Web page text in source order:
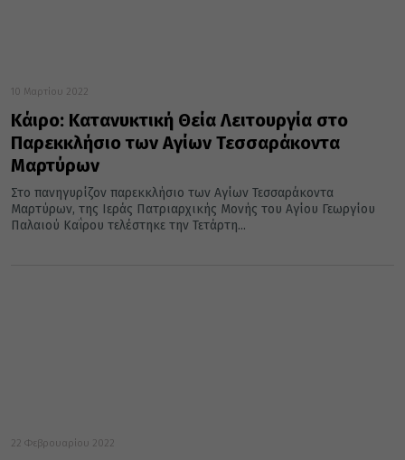
10 Μαρτίου 2022
Κάιρο: Κατανυκτική Θεία Λειτουργία στο
Παρεκκλήσιο των Αγίων Τεσσαράκοντα
Μαρτύρων
Στο πανηγυρίζον παρεκκλήσιο των Αγίων Τεσσαράκοντα
Μαρτύρων, της Ιεράς Πατριαρχικής Μονής του Αγίου Γεωργίου
Παλαιού Καΐρου τελέστηκε την Τετάρτη...
22 Φεβρουαρίου 2022